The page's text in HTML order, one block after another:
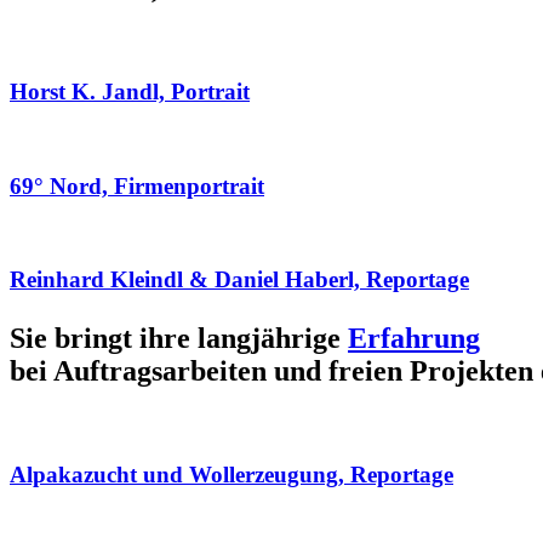
Horst K. Jandl, Portrait
69° Nord, Firmenportrait
Reinhard Kleindl & Daniel Haberl, Reportage
Sie bringt ihre langjährige Erfahrung
bei Auftragsarbeiten und freien Projekten
Alpakazucht und Wollerzeugung, Reportage